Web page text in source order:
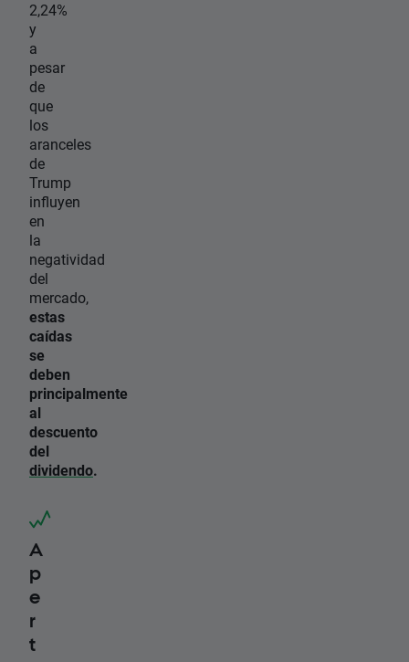
2,24%
y
a
pesar
de
que
los
aranceles
de
Trump
influyen
en
la
negatividad
del
mercado,
estas
caídas
se
deben
principalmente
al
descuento
del
dividendo.
A
p
e
r
t